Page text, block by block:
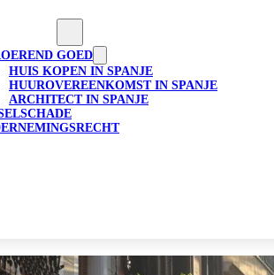
GOED
HUIS KOPEN IN SPANJE
HUUROVEREENKOMST IN SPANJE
ARCHITECT IN SPANJE